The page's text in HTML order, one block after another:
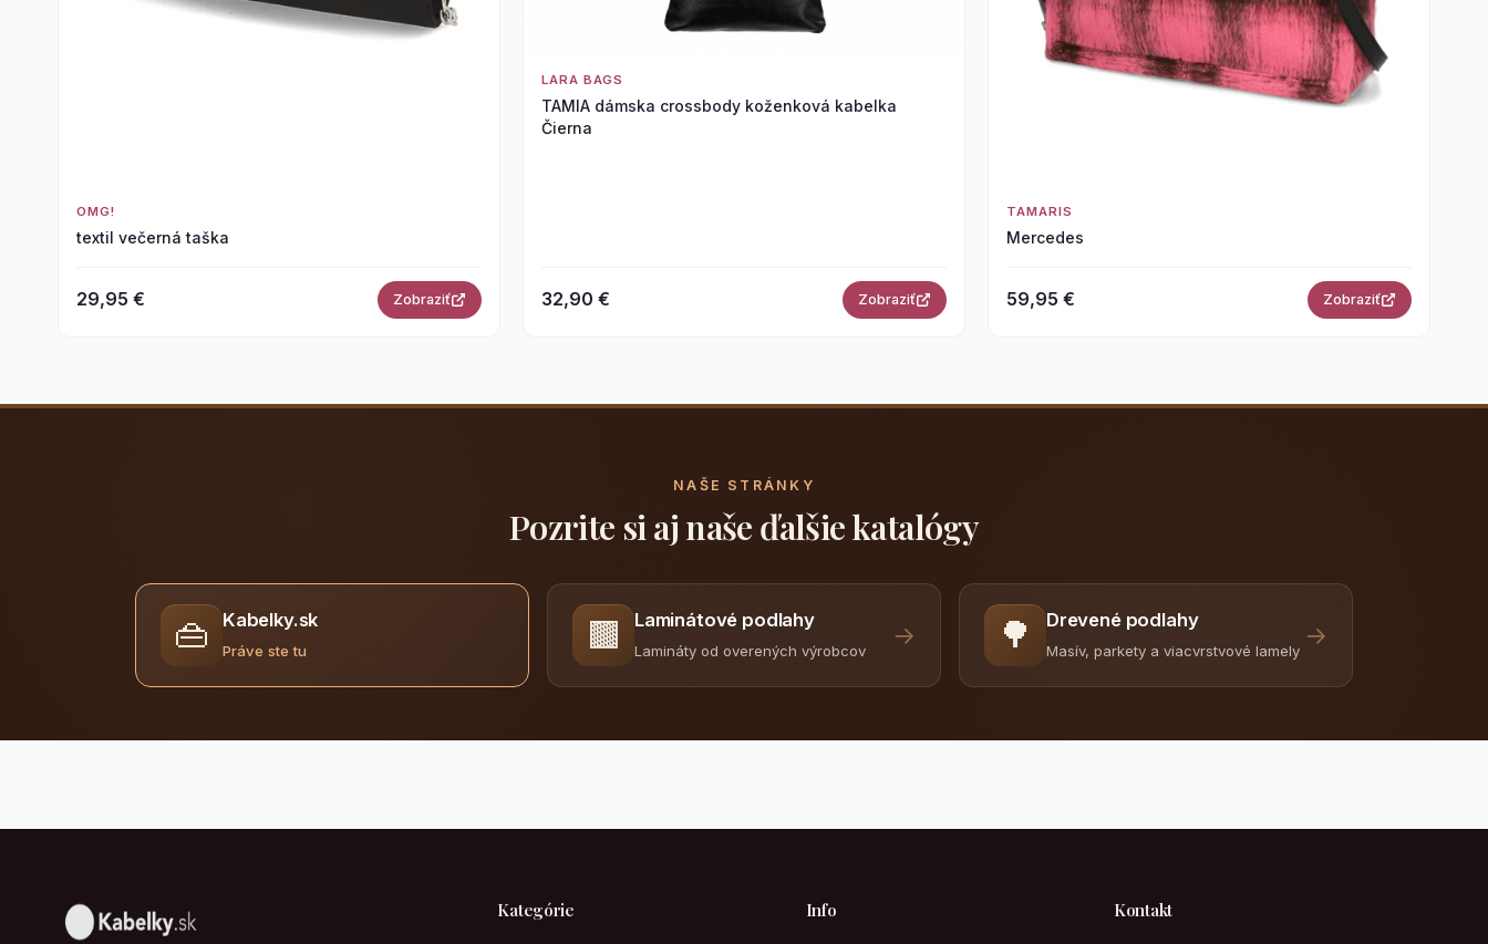
OMG!
textil večerná taška
29,95 € Zobraziť
LARA BAGS
TAMIA dámska crossbody koženková kabelka
Čierna
32,90 € Zobraziť
TAMARIS
Mercedes
59,95 € Zobraziť
NAŠE STRÁNKY
Pozrite si aj naše ďalšie katalógy
👜 Kabelky.sk
Práve ste tu 🟫 Laminátové podlahy
Lamináty od overených výrobcov
→ 🌳 Drevené podlahy
Masív, parkety a viacvrstvové lamely
→
Kategórie Info Kontakt